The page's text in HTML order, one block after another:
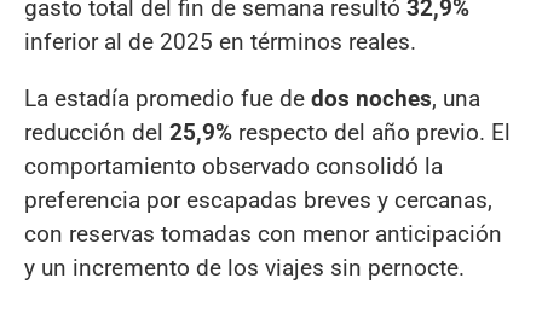
gasto total del fin de semana resultó 32,9%
inferior al de 2025 en términos reales.
La estadía promedio fue de dos noches, una
reducción del 25,9% respecto del año previo. El
comportamiento observado consolidó la
preferencia por escapadas breves y cercanas,
con reservas tomadas con menor anticipación
y un incremento de los viajes sin pernocte.